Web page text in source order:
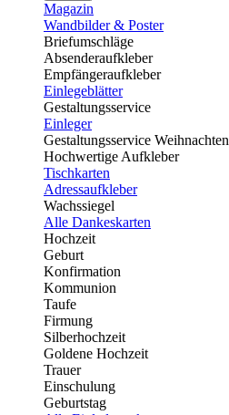
Magazin
Wandbilder & Poster
Briefumschläge
Absenderaufkleber
Empfängeraufkleber
Einlegeblätter
Gestaltungsservice
Einleger
Gestaltungsservice Weihnachten
Hochwertige Aufkleber
Tischkarten
Adressaufkleber
Wachssiegel
Alle Dankeskarten
Hochzeit
Geburt
Konfirmation
Kommunion
Taufe
Firmung
Silberhochzeit
Goldene Hochzeit
Trauer
Einschulung
Geburtstag